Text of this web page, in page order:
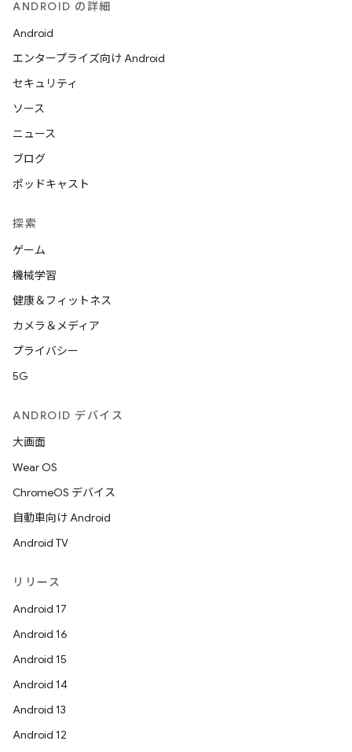
ANDROID の詳細
Android
エンタープライズ向け Android
セキュリティ
ソース
ニュース
ブログ
ポッドキャスト
探索
ゲーム
機械学習
健康＆フィットネス
カメラ＆メディア
プライバシー
5G
ANDROID デバイス
大画面
Wear OS
ChromeOS デバイス
自動車向け Android
Android TV
リリース
Android 17
Android 16
Android 15
Android 14
Android 13
Android 12